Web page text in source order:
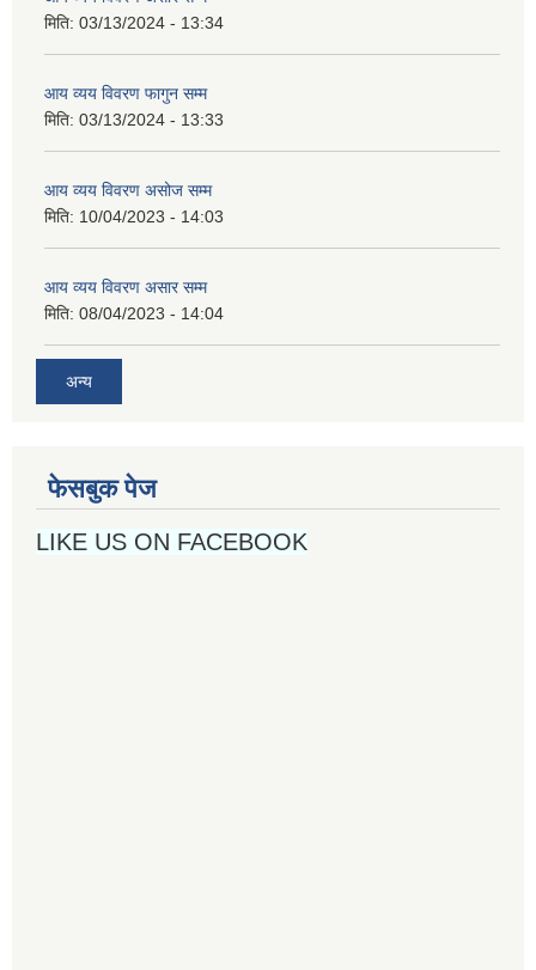
मिति: 03/13/2024 - 13:34
आय व्यय विवरण फागुन सम्म
मिति: 03/13/2024 - 13:33
आय व्यय विवरण असोज सम्म
मिति: 10/04/2023 - 14:03
आय व्यय विवरण असार सम्म
मिति: 08/04/2023 - 14:04
अन्य
फेसबुक पेज
LIKE US ON FACEBOOK